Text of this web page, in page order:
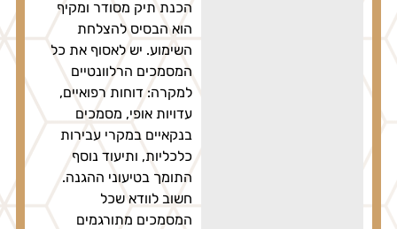
הכנת תיק מסודר ומקיף
הוא הבסיס להצלחת
השימוע. יש לאסוף את כל
המסמכים הרלוונטיים
למקרה: דוחות רפואיים,
עדויות אופי, מסמכים
בנקאיים במקרי עבירות
כלכליות, ותיעוד נוסף
התומך בטיעוני ההגנה.
חשוב לוודא שכל
המסמכים מתורגמים